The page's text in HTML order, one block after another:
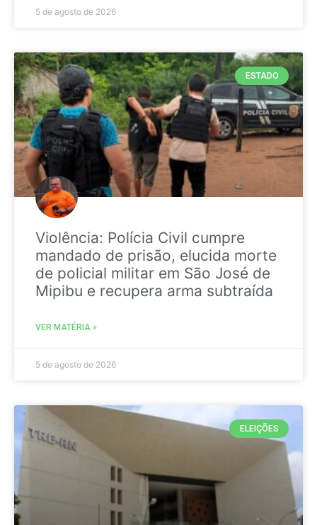
5 de agosto de 2026
ESTADO
Violência: Polícia Civil cumpre
mandado de prisão, elucida morte
de policial militar em São José de
Mipibu e recupera arma subtraída
VER MATÉRIA »
5 de agosto de 2026
ELEIÇÕES